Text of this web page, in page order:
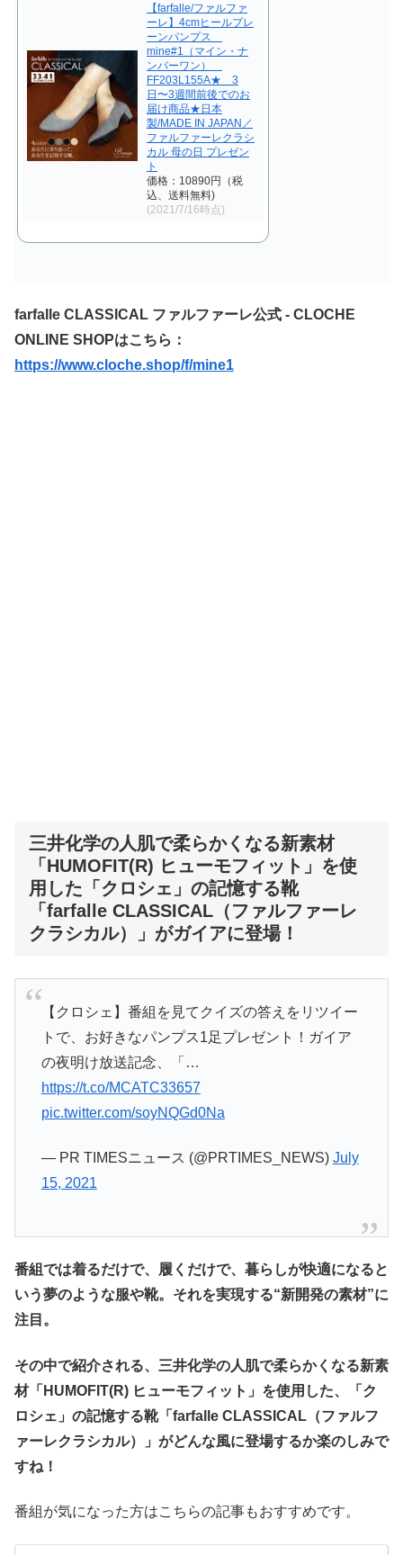
【farfalle/ファルファ
ーレ】4cmヒールプレ
ーンパンプス
mine#1（マイン・ナ
ンバーワン）
FF203L155A★ 3
日〜3週間前後でのお
届け商品★日本
製/MADE IN JAPAN／
ファルファーレクラシ
カル 母の日 プレゼン
ト
価格：10890円（税
込、送料無料)
(2021/7/16時点)
farfalle CLASSICAL ファルファーレ公式 ‐ CLOCHE
ONLINE SHOPはこちら：
https://www.cloche.shop/f/mine1
三井化学の人肌で柔らかくなる新素材
「HUMOFIT(R) ヒューモフィット」を使
用した「クロシェ」の記憶する靴
「farfalle CLASSICAL（ファルファーレ
クラシカル）」 がガイアに登場！
【クロシェ】番組を見てクイズの答えをリツイー
トで、お好きなパンプス1足プレゼント！ガイア
の夜明け放送記念、「…
https://t.co/MCATC33657
pic.twitter.com/soyNQGd0Na
— PR TIMESニュース (@PRTIMES_NEWS) July
15, 2021
番組では着るだけで、履くだけで、暮らしが快適になると
いう夢のような服や靴。それを実現する“新開発の素材”に
注目。
その中で紹介される、三井化学の人肌で柔らかくなる新素
材「HUMOFIT(R) ヒューモフィット」を使用した、「ク
ロシェ」の記憶する靴「farfalle CLASSICAL（ファルフ
ァーレクラシカル）」 がどんな風に登場するか楽のしみで
すね！
番組が気になった方はこちらの記事もおすすめです。